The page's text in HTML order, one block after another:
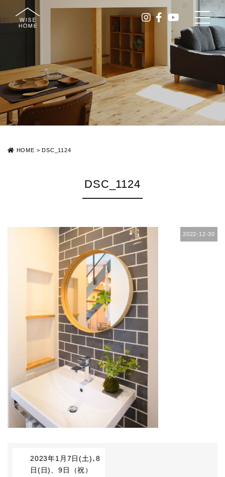
HOME >DSC_1124
DSC_1124
2022-12-30
2023年1月7日(土)､8
日(日)、9日（祝）